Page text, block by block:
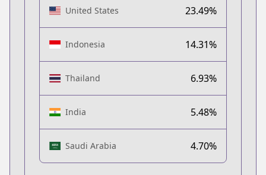
United States 23.49%
Indonesia 14.31%
Thailand 6.93%
India 5.48%
Saudi Arabia 4.70%